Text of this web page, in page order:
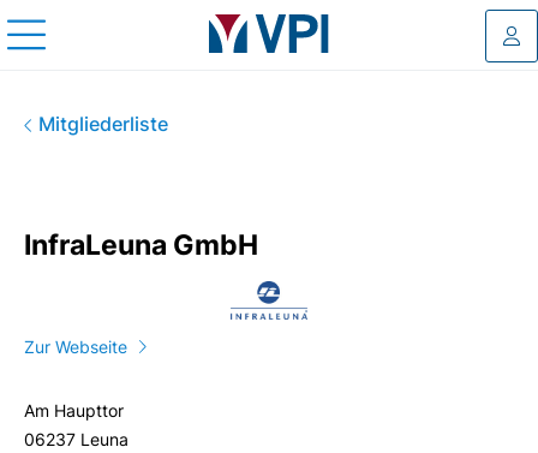
Mitgliederliste
InfraLeuna GmbH
InfraLeuna GmbH
Zur Webseite
Am Haupttor
06237 Leuna